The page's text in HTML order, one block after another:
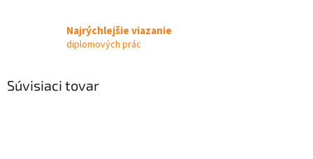
Najrýchlejšie viazanie
diplomových prác
Súvisiaci tovar